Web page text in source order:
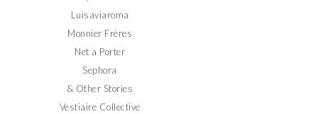
Luisaviaroma
Monnier Frères
Net a Porter
Sephora
& Other Stories
Vestiaire Collective